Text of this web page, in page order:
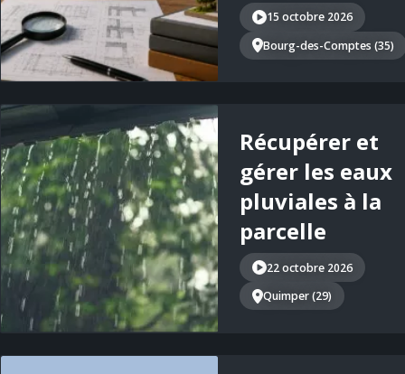
15 octobre 2026
Bourg-des-Comptes (35)
Récupérer et
gérer les eaux
pluviales à la
parcelle
22 octobre 2026
Quimper (29)